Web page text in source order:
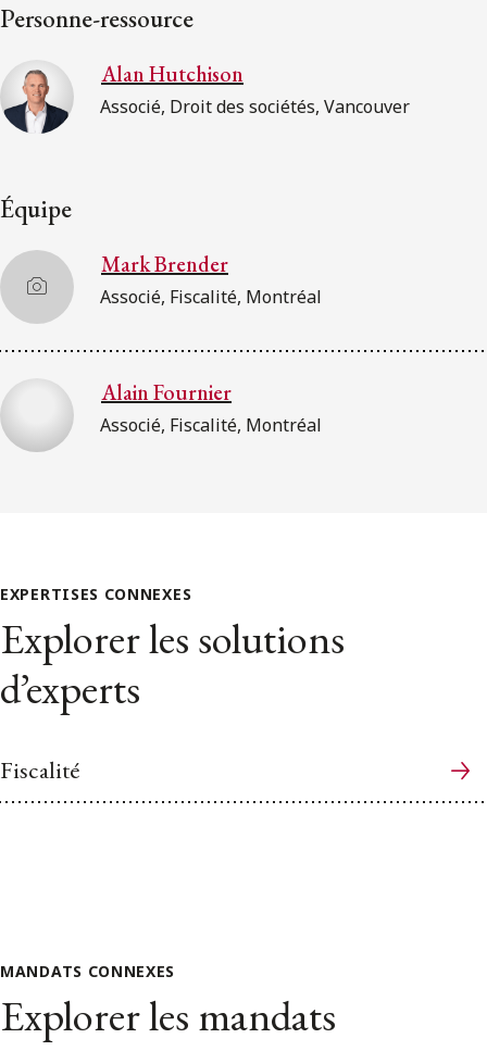
Personne-ressource
Alan Hutchison
Associé, Droit des sociétés, Vancouver
Équipe
Mark Brender
Associé, Fiscalité, Montréal
Alain Fournier
Associé, Fiscalité, Montréal
EXPERTISES CONNEXES
Explorer les solutions
d’experts
Fiscalité
MANDATS CONNEXES
Explorer les mandats